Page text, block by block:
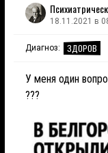
18.11.2021 в
Диагноз: ЗДОРОВ
У меня один
???